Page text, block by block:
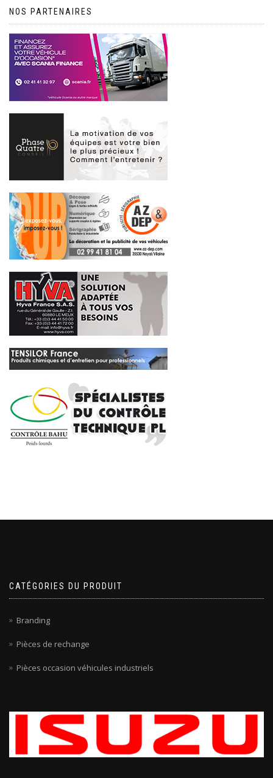
NOS PARTENAIRES
CATÉGORIES DU PRODUIT
Branding
Pièces de rechange
Pièces occasion véhicules industriels